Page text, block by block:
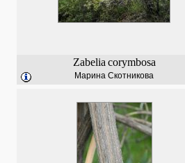
Zabelia corymbosa
Марина Скотникова